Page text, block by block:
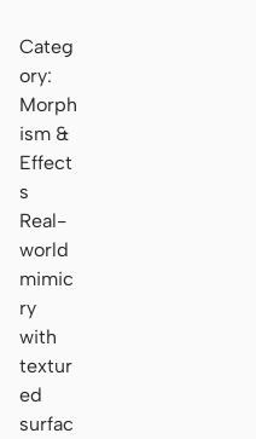
Categ
ory:
Morph
ism &
Effect
s
Real-
world
mimic
ry
with
textur
ed
surfac